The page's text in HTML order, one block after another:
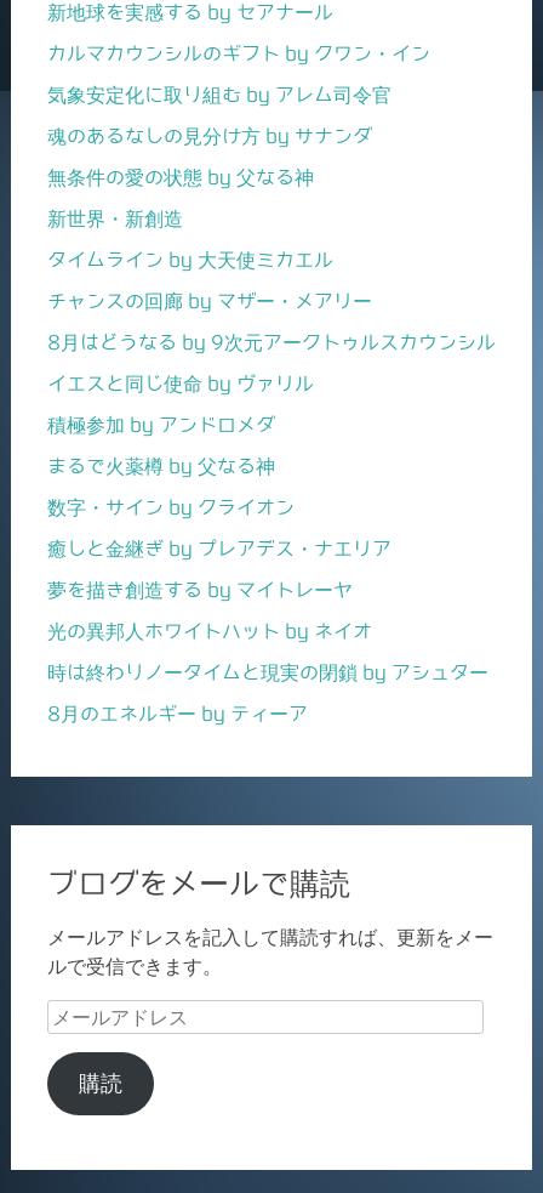
新地球を実感する by セアナール
カルマカウンシルのギフト by クワン・イン
気象安定化に取り組む by アレム司令官
魂のあるなしの見分け方 by サナンダ
無条件の愛の状態 by 父なる神
新世界・新創造
タイムライン by 大天使ミカエル
チャンスの回廊 by マザー・メアリー
8月はどうなる by 9次元アークトゥルスカウンシル
イエスと同じ使命 by ヴァリル
積極参加 by アンドロメダ
まるで火薬樽 by 父なる神
数字・サイン by クライオン
癒しと金継ぎ by プレアデス・ナエリア
夢を描き創造する by マイトレーヤ
光の異邦人ホワイトハット by ネイオ
時は終わりノータイムと現実の閉鎖 by アシュター
8月のエネルギー by ティーア
ブログをメールで購読
メールアドレスを記入して購読すれば、更新をメー
ルで受信できます。
メ
ル
ア
購読